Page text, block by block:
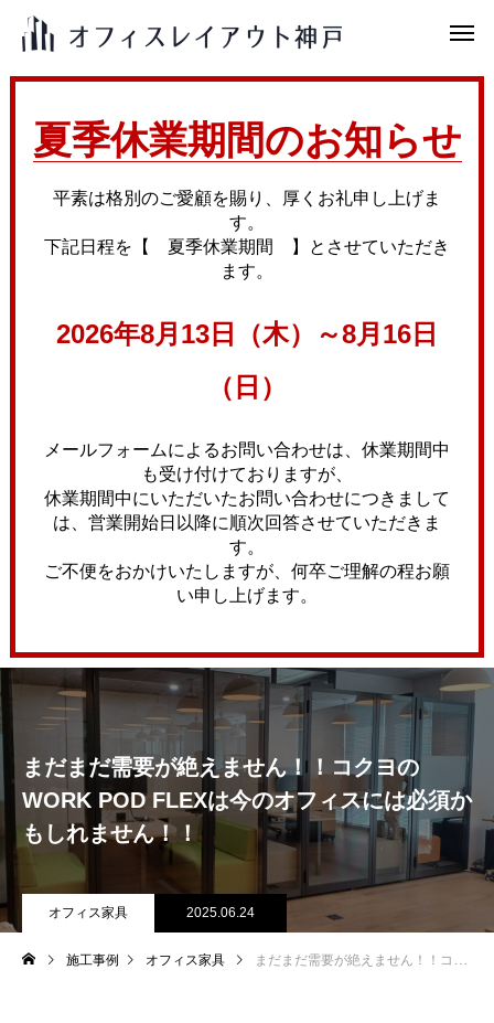
夏季休業期間のお知らせ
平素は格別のご愛顧を賜り、厚くお礼申し上げま
す。
下記日程を【 夏季休業期間 】とさせていただき
ます。
2026年8月13日（木）～8月16日
（日）
メールフォームによるお問い合わせは、休業期間中
も受け付けておりますが、
休業期間中にいただいたお問い合わせにつきまして
は、営業開始日以降に順次回答させていただきま
す。
ご不便をおかけいたしますが、何卒ご理解の程お願
い申し上げます。
まだまだ需要が絶えません！！コクヨの
WORK POD FLEXは今のオフィスには必須か
もしれません！！
オフィス家具 2025.06.24
施工事例 オフィス家具 まだまだ需要が絶えません！！コクヨのWORK POD FLEXは今のオフィスには必須かもしれません！！